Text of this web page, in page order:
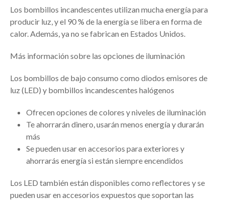
Los bombillos incandescentes utilizan mucha energía para
producir luz, y el 90 % de la energía se libera en forma de
calor. Además, ya no se fabrican en Estados Unidos.
Más información sobre las opciones de iluminación
Los bombillos de bajo consumo como diodos emisores de
luz (LED) y bombillos incandescentes halógenos
Ofrecen opciones de colores y niveles de iluminación
Te ahorrarán dinero, usarán menos energía y durarán
más
Se pueden usar en accesorios para exteriores y
ahorrarás energía si están siempre encendidos
Los LED también están disponibles como reflectores y se
pueden usar en accesorios expuestos que soportan las